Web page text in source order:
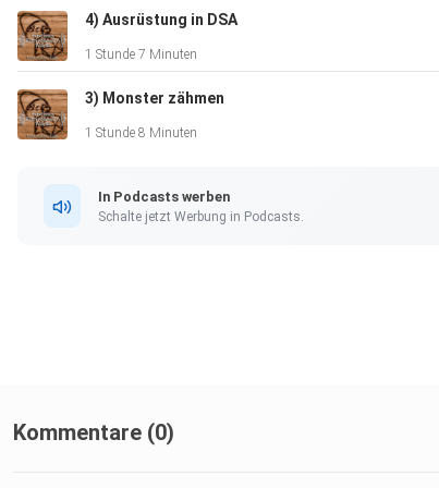
4) Ausrüstung in DSA
1 Stunde 7 Minuten
3) Monster zähmen
1 Stunde 8 Minuten
In Podcasts werben
Schalte jetzt Werbung in Podcasts.
Kommentare (0)